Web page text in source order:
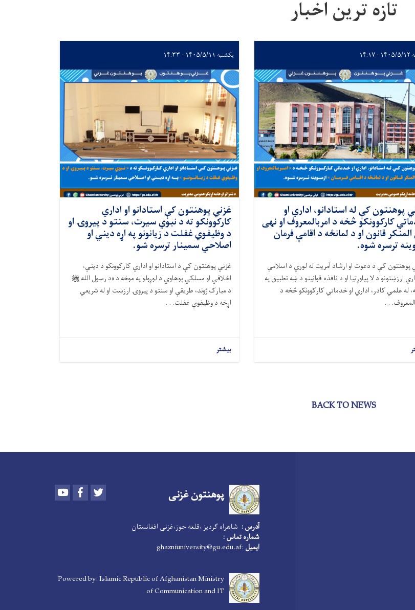
تازه ترین اخبار
پوهنتون کې له استادانو، اداري او
کارکوونکو څخه د امربالمعروف او نهی
قانون او د لمانځه د اقامې فرمان
ترسره شوه.
پوهنتون کې د دعوت او ارشاد آمریت له لوري د اسلامي
ارزښتونو د لا پیاوړتیا او د نافذه قوانینو د ښه تطبیق په
له علمي کادر، اداري او خدماتي کارکوونکو څخه د
. .
یکشنبه ۱۴۰۵/۵/۱۱ - ۱۴:۳۳
غزني پوهنتون کې استادانو او اداري
کارکوونکو ته د نبوي سیرت، سنتو د پیروۍ او
د وظیفوي غفلت د زیانونو په اړه دیني او
اصلاحي سمینار ترسره شو.
غزني پوهنتون کې د استادانو او اداري کارکوونکو د دیني،
اخلاقي او مسلکي پوهاوي د لوړولو په موخه د «د رسول الله ﷺ
د مبارک ژوند، طریقې او سنتو د پیروۍ ارزښت او له شریعي
اړخه د وظیفوي غفلت. . .
بیشتر
BACK TO NEWS
پوهنتونغزنی Youtube Facebook
آدرس : شاهراه گردیز ،قلعه جوز،غزنی افغانستان
شماره تماس :
ایمیل :ghazniuniversity@gu.edu.af
Powered by: Islamic Republic of Afghanistan Ministry
of Communication and IT